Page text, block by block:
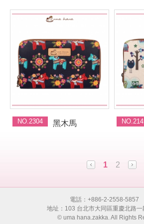
NO.2304 黑木馬
1 2
電話：+886-2-2558-5857
地址：103 台北市大同區重慶北路
© uma hana.zakka. All Rights